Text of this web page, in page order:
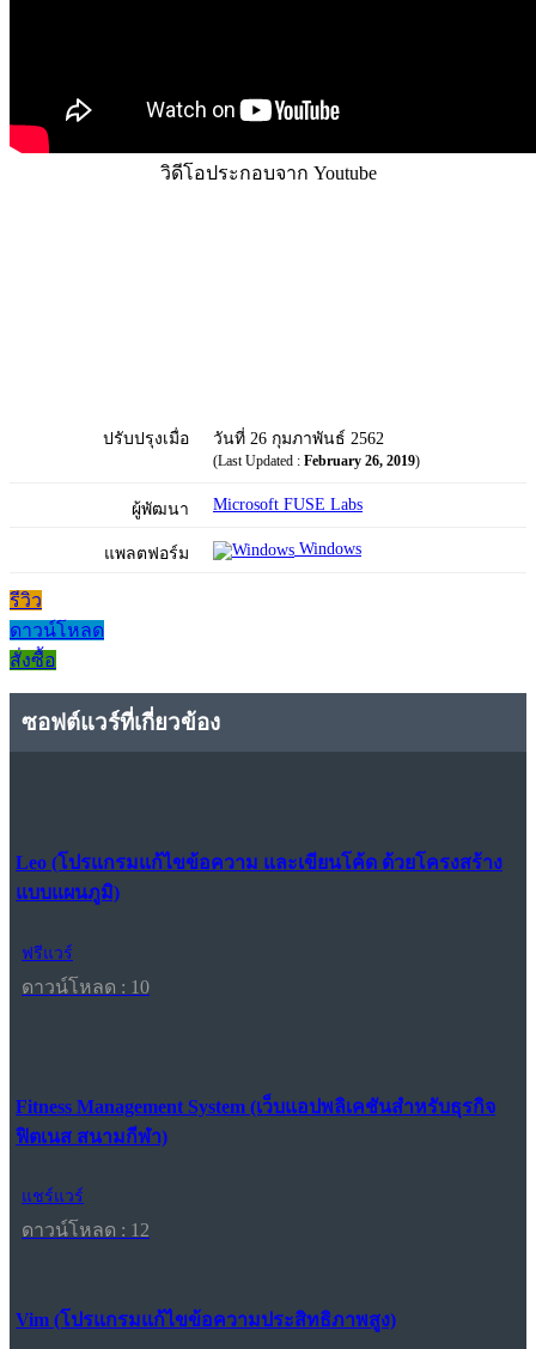
วิดีโอประกอบจาก Youtube
ปรับปรุงเมื่อ วันที่ 26 กุมภาพันธ์ 2562
(Last Updated : February 26, 2019)
ผู้พัฒนา Microsoft FUSE Labs
แพลตฟอร์ม Windows
รีวิว
ดาวน์โหลด
สั่งซื้อ
ซอฟต์แวร์ที่เกี่ยวข้อง
Leo (โปรแกรมแก้ไขข้อความ และเขียนโค้ด ด้วยโครงสร้าง
แบบแผนภูมิ)
ฟรีแวร์
ดาวน์โหลด : 10
Fitness Management System (เว็บแอปพลิเคชันสำหรับธุรกิจ
ฟิตเนส สนามกีฬา)
แชร์แวร์
ดาวน์โหลด : 12
Vim (โปรแกรมแก้ไขข้อความประสิทธิภาพสูง)